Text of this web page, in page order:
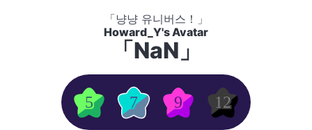
「냥냥 유니버스！」
Howard_Y's Avatar
「NaN」
5 7 9 12